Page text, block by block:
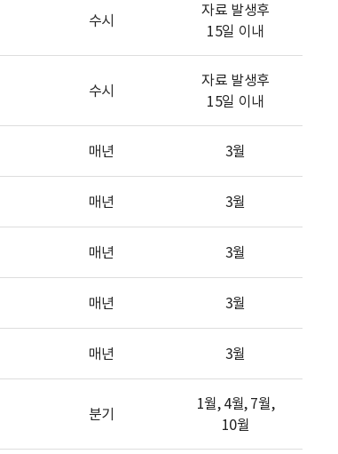
수시
자료 발생후
15일 이내
수시
자료 발생후
15일 이내
매년 3월
매년 3월
매년 3월
매년 3월
매년 3월
분기
1월, 4월, 7월,
10월